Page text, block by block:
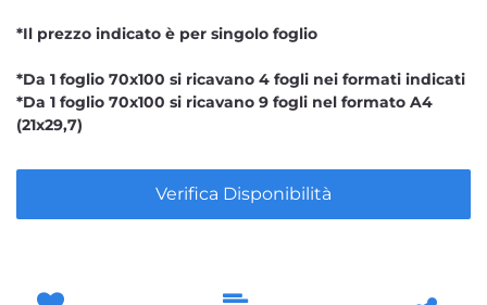
*Il prezzo indicato è per singolo foglio
*Da 1 foglio 70x100 si ricavano 4 fogli nei formati indicati
*Da 1 foglio 70x100 si ricavano 9 fogli nel formato A4
(21x29,7)
Verifica Disponibilità